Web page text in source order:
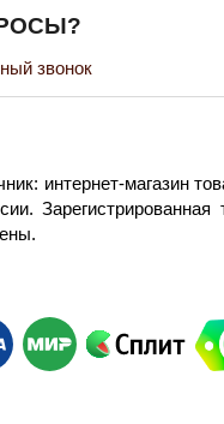
звонок
интернет-магазин
Зарегистрированная